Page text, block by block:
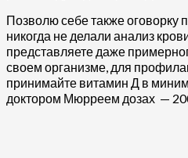
Позволю себе также оговорку
никогда не делали анализ
представляете даже
своем организме, для
принимайте витамин Д в
доктором Мюрреем дозах —